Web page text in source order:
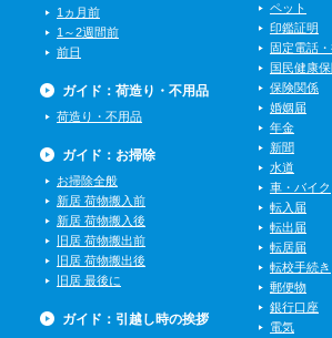
1ヵ月前
1～2週間前
前日
ガイド：荷造り・不用品
荷造り・不用品
ガイド：お掃除
お掃除全般
新居 荷物搬入前
新居 荷物搬入後
旧居 荷物搬出前
旧居 荷物搬出後
旧居 最後に
ガイド：引越し時の挨拶
ペット
印鑑証明
固定電話
国民健康
保険関係
婚姻届
年金
新聞
水道
車・バイク
転入届
転出届
転居届
転校手続き
郵便物
銀行口座
電気